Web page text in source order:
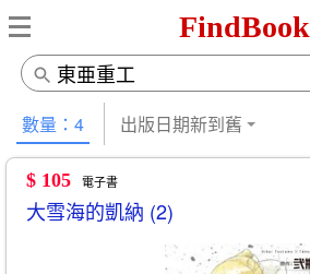
FindBook
數量：4 出版日期新到舊
$ 105 電子書
大雪海的凱納 (2)